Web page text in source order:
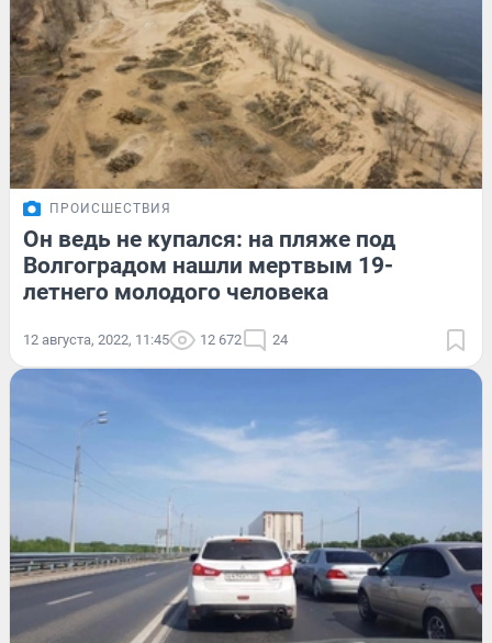
ПРОИСШЕСТВИЯ
Он ведь не купался: на пляже под
Волгоградом нашли мертвым 19-
летнего молодого человека
12 августа, 2022, 11:45 12 672 24